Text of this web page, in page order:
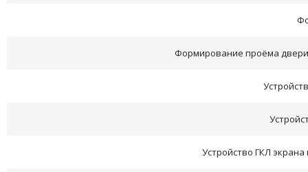
Формирование проёма
Устройство ГКЛ